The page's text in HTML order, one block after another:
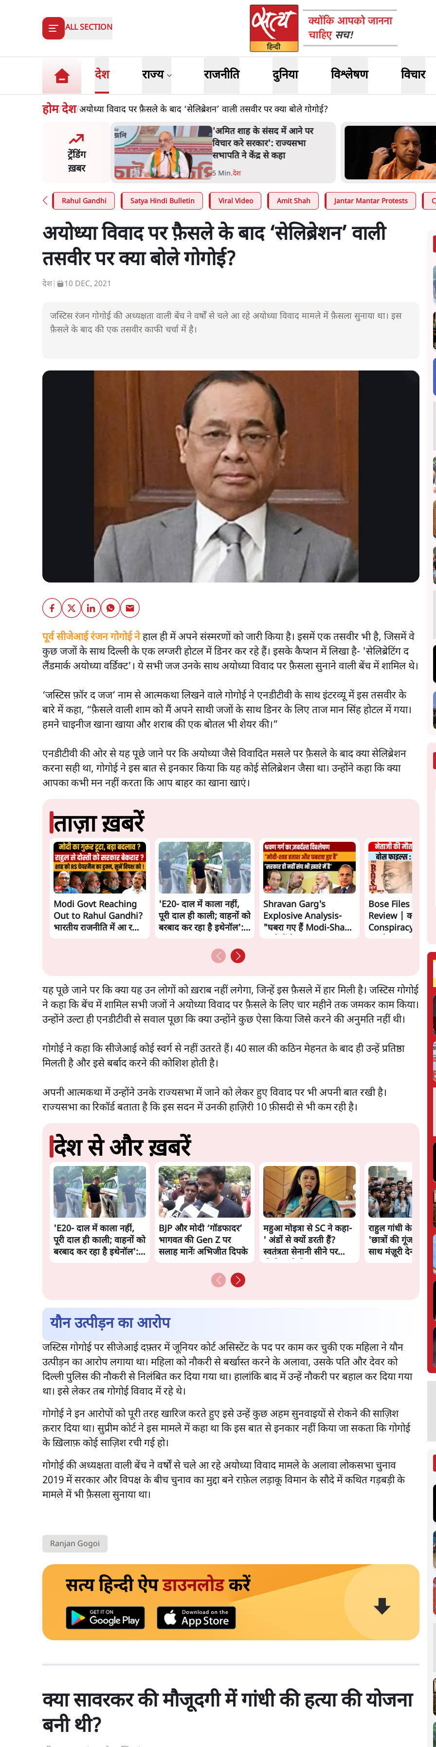
ALL SECTION
देश राज्य राजनीति दुनिया विश्लेषण विचार
होम/देश/अयोध्या विवाद पर फ़ैसले के बाद ‘सेलिब्रेशन’ वाली तसवीर पर क्या बोले गोगोई?
ट्रेंडिंग
ख़बर
शाह के संसद में आने पर
करे सरकार': राज्यसभा
जनता का 2.32 करोड़ रोज़ाना खर्चः
योगी सरकार ने विज्ञापनों पर उड़ाने में
मोदी 3.0 को भी पीछे छोड़ा
7 Min.उत्तर प्रदेश
Rahul Gandhi Satya Hindi Bulletin Viral Video Amit Shah Jantar Mantar Protests
अयोध्या विवाद पर फ़ैसले के बाद ‘सेलिब्रेशन’ वाली
तसवीर पर क्या बोले गोगोई?
देश 10 DEC, 2021
जस्टिस रंजन गोगोई की अध्यक्षता वाली बेंच ने वर्षों से चले आ रहे अयोध्या विवाद मामले में फ़ैसला सुनाया था। इस
फ़ैसले के बाद की एक तसवीर काफी चर्चा में है।
पूर्व सीजेआई रंजन गोगोई नेहाल ही में अपने संस्मरणों को जारी किया है। इसमें एक तसवीर भी है, जिसमें वे
कुछ जजों के साथ दिल्ली के एक लग्जरी होटल में डिनर कर रहे हैं। इसके कैप्शन में लिखा है- 'सेलिब्रेटिंग द
लैंडमार्क अयोध्या वर्डिक्ट'। ये सभी जज उनके साथ अयोध्या विवाद पर फ़ैसला सुनाने वाली बेंच में शामिल थे।
‘जस्टिस फ़ॉर द जज’ नाम से आत्मकथा लिखने वाले गोगोई ने एनडीटीवी के साथ इंटरव्यू में इस तसवीर के
बारे में कहा, “फ़ैसले वाली शाम को मैं अपने साथी जजों के साथ डिनर के लिए ताज मान सिंह होटल में गया।
हमने चाइनीज खाना खाया और शराब की एक बोतल भी शेयर की।”
एनडीटीवी की ओर से यह पूछे जाने पर कि अयोध्या जैसे विवादित मसले पर फ़ैसले के बाद क्या सेलिब्रेशन
करना सही था, गोगोई ने इस बात से इनकार किया कि यह कोई सेलिब्रेशन जैसा था। उन्होंने कहा कि क्या
आपका कभी मन नहीं करता कि आप बाहर का खाना खाएं।
ताज़ा ख़बरें
Modi Govt Reaching
Out to Rahul Gandhi?
भारतीय राजनीति में आ रहा
'E20- दाल में काला नहीं,
पूरी दाल ही काली; वाहनों को
बरबाद कर रहा है इथेनॉल':
Shravan Garg's
Explosive Analysis-
"घबरा गए हैं Modi-Shah,
Bose Files Film
Review | क्या
Conspiracy का
यह पूछे जाने पर कि क्या यह उन लोगों को ख़राब नहीं लगेगा, जिन्हें इस फ़ैसले में हार मिली है। जस्टिस गोगोई
ने कहा कि बेंच में शामिल सभी जजों ने अयोध्या विवाद पर फ़ैसले के लिए चार महीने तक जमकर काम किया।
उन्होंने उल्टा ही एनडीटीवी से सवाल पूछा कि क्या उन्होंने कुछ ऐसा किया जिसे करने की अनुमति नहीं थी।
गोगोई ने कहा कि सीजेआई कोई स्वर्ग से नहीं उतरते हैं। 40 साल की कठिन मेहनत के बाद ही उन्हें प्रतिष्ठा
मिलती है और इसे बर्बाद करने की कोशिश होती है।
अपनी आत्मकथा में उन्होंने उनके राज्यसभा में जाने को लेकर हुए विवाद पर भी अपनी बात रखी है।
राज्यसभा का रिकॉर्ड बताता है कि इस सदन में उनकी हाज़िरी 10 फ़ीसदी से भी कम रही है।
देश से और ख़बरें
'E20- दाल में काला नहीं,
पूरी दाल ही काली; वाहनों को
बरबाद कर रहा है इथेनॉल':
BJP और मोदी ‘गॉडफादर’
भागवत की Gen Z पर
सलाह मानेंः अभिजीत दिपके
महुआ मोइत्रा से SC ने कहा-
' अंडों से क्यों डरती हैं?
स्वतंत्रता सेनानी सीने पर
राहुल गांधी के जेन
'छात्रों की गूंज' को
साथ मंज़ूरी देना पड़ा
यौन उत्पीड़न का आरोप
जस्टिस गोगोई पर सीजेआई दफ़्तर में जूनियर कोर्ट असिस्टेंट के पद पर काम कर चुकी एक महिला ने यौन
उत्पीड़न का आरोप लगाया था। महिला को नौकरी से बर्खास्त करने के अलावा, उसके पति और देवर को
दिल्ली पुलिस की नौकरी से निलंबित कर दिया गया था। हालांकि बाद में उन्हें नौकरी पर बहाल कर दिया गया
था। इसे लेकर तब गोगोई विवाद में रहे थे।
गोगोई ने इन आरोपों को पूरी तरह खारिज करते हुए इसे उन्हें कुछ अहम सुनवाइयों से रोकने की साज़िश
क़रार दिया था। सुप्रीम कोर्ट ने इस मामले में कहा था कि इस बात से इनकार नहीं किया जा सकता कि गोगोई
के ख़िलाफ़ कोई साज़िश रची गई हो।
गोगोई की अध्यक्षता वाली बेंच ने वर्षों से चले आ रहे अयोध्या विवाद मामले के अलावा लोकसभा चुनाव
2019 में सरकार और विपक्ष के बीच चुनाव का मुद्दा बने राफ़ेल लड़ाकू विमान के सौदे में कथित गड़बड़ी के
मामले में भी फ़ैसला सुनाया था।
Ranjan Gogoi
सत्य हिन्दी ऐपडाउनलोडकरें
क्या सावरकर की मौजूदगी में गांधी की हत्या की योजना
बनी थी?